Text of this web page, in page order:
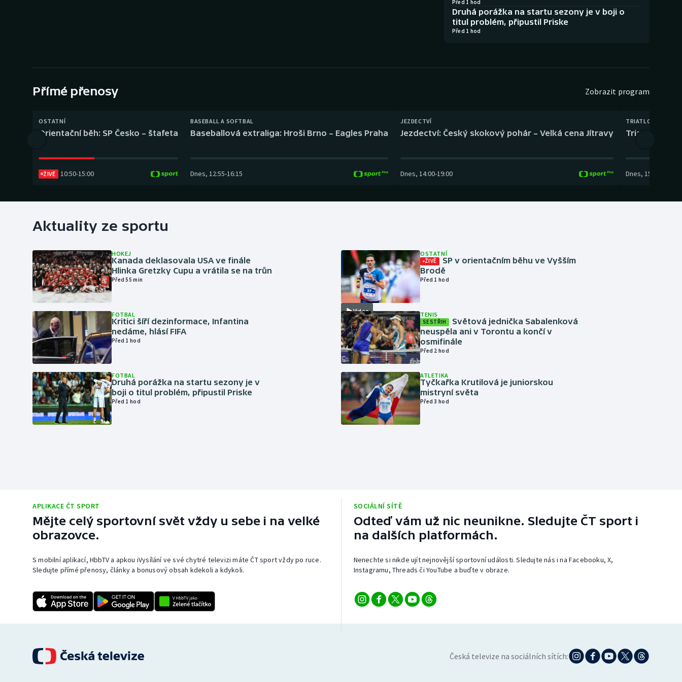
Gymnastika
Před 1 hod
Druhá porážka na startu sezony je v boji o
titul problém, připustil Priske
Před 1 hod
Přímé přenosy Zobrazit program
OSTATNÍ
Orientační běh: SP Česko – štafeta
ŽIVĚ 10:50-15:00
BASEBALL A SOFTBAL
Baseballová extraliga: Hroši Brno – Eagles Praha
Dnes, 12:55-16:15
JEZDECTVÍ
Jezdectví: Český skokový pohár – Velká cena Jítravy
Dnes, 14:00-19:00
TRIATLON
Triatlon:
Dnes, 15:00
Aktuality ze sportu
HOKEJ
Kanada deklasovala USA ve finále
Hlinka Gretzky Cupu a vrátila se na trůn
Před 55 min
FOTBAL
Kritici šíří dezinformace, Infantina
nedáme, hlásí FIFA
Před 1 hod
FOTBAL
Druhá porážka na startu sezony je v
boji o titul problém, připustil Priske
Před 1 hod
Video
OSTATNÍ
ŽIVĚ
SP v orientačním běhu ve Vyšším
Brodě
Před 1 hod
TENIS
SESTŘIH
Světová jednička Sabalenková
neuspěla ani v Torontu a končí v
osmifinále
Před 2 hod
ATLETIKA
Tyčkařka Krutilová je juniorskou
mistryní světa
Před 3 hod
APLIKACE ČT SPORT
Mějte celý sportovní svět vždy u sebe i na velké
obrazovce.
S mobilní aplikací, HbbTV a apkou iVysílání ve své chytré televizi máte ČT sport vždy po ruce.
Sledujte přímé přenosy, články a bonusový obsah kdekoli a kdykoli.
SOCIÁLNÍ SÍTĚ
Odteď vám už nic neunikne. Sledujte ČT sport i
na dalších platformách.
Nenechte si nikde ujít nejnovější sportovní události. Sledujte nás i na Facebooku, X,
Instagramu, Threads či YouTube a buďte v obraze.
Česká televize na sociálních sítích: